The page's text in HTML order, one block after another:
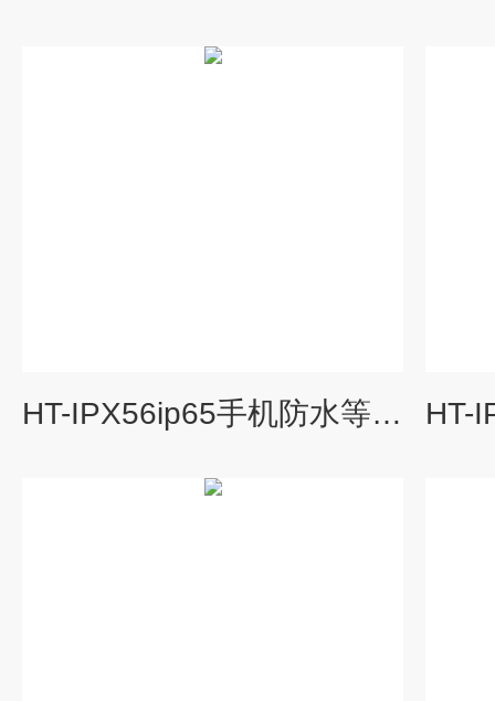
HT-IPX56ip65手机防水等级测试设备